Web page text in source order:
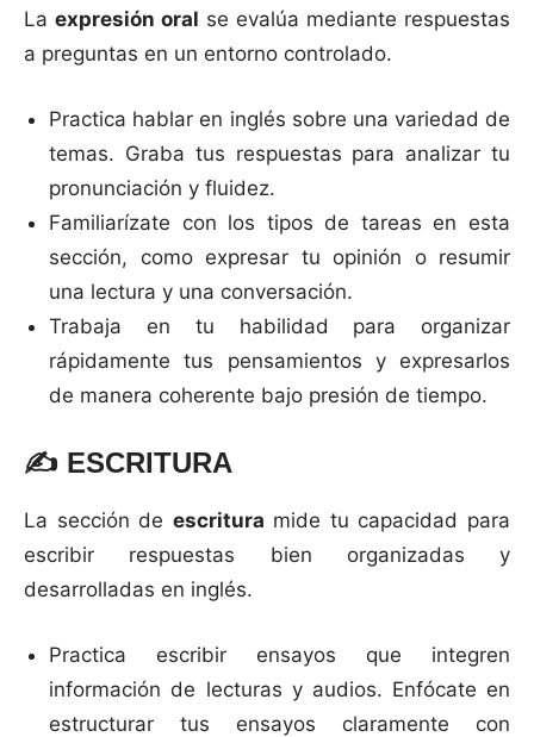
La expresión oral se evalúa mediante respuestas
a preguntas en un entorno controlado.
Practica hablar en inglés sobre una variedad de
temas. Graba tus respuestas para analizar tu
pronunciación y fluidez.
Familiarízate con los tipos de tareas en esta
sección, como expresar tu opinión o resumir
una lectura y una conversación.
Trabaja en tu habilidad para organizar
rápidamente tus pensamientos y expresarlos
de manera coherente bajo presión de tiempo.
✍️ ESCRITURA
La sección de escritura mide tu capacidad para
escribir respuestas bien organizadas y
desarrolladas en inglés.
Practica escribir ensayos que integren
información de lecturas y audios. Enfócate en
estructurar tus ensayos claramente con